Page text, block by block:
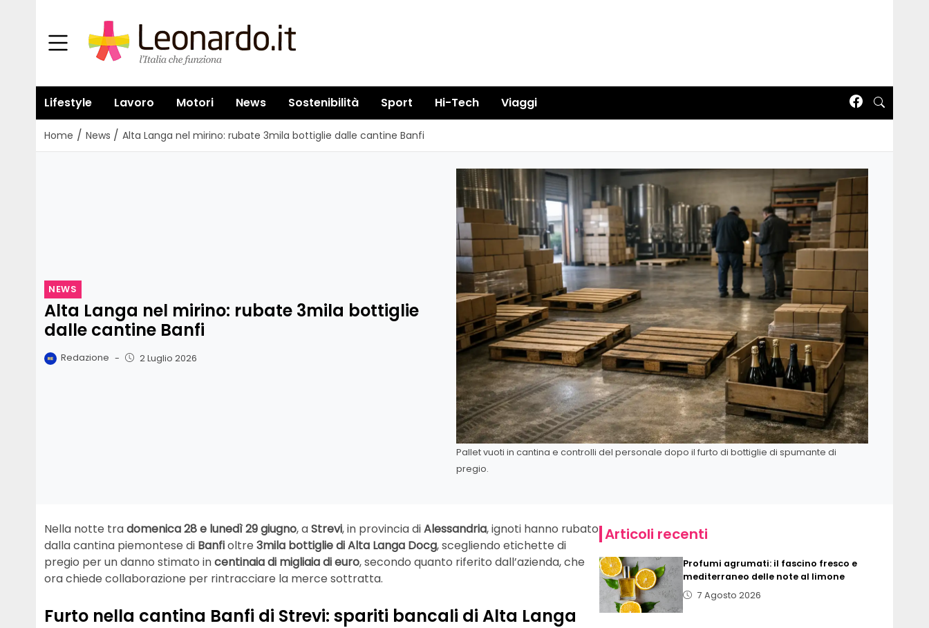
Lifestyle Lavoro Motori News Sostenibilità Sport Hi-Tech Viaggi
Home / News / Alta Langa nel mirino: rubate 3mila bottiglie dalle cantine Banfi
NEWS
Alta Langa nel mirino: rubate 3mila bottiglie
dalle cantine Banfi
Redazione - 2 Luglio 2026
Pallet vuoti in cantina e controlli del personale dopo il furto di bottiglie di spumante di
pregio.
Nella notte tradomenica 28 e lunedì 29 giugno, aStrevi, in provincia diAlessandria, ignoti hanno rubato
dalla cantina piemontese di Banfioltre 3mila bottiglie di Alta Langa Docg, scegliendo etichette di
pregio per un danno stimato incentinaia di migliaia di euro, secondo quanto riferito dall’azienda, che
ora chiede collaborazione per rintracciare la merce sottratta.
Furto nella cantina Banfi di Strevi: spariti bancali di Alta Langa
Articoli recenti
Profumi agrumati: il fascino fresco e
mediterraneo delle note al limone
7 Agosto 2026